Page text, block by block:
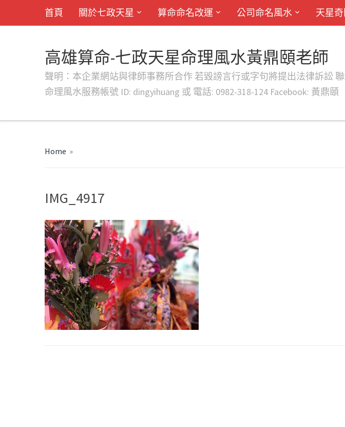
首頁 關於七政天星 算命命名改運 公司命名風水 天星
高雄算命-七政天星命理風水黃鼎頤老師
聲明：本企業網站與律師事務所合作 若毀謗言行或字句將提出法律訴訟 聯
命理風水服務帳號 ID: dingyihuang 或 電話: 0982-318-124 Facebook: 黃鼎頤
Home »
IMG_4917